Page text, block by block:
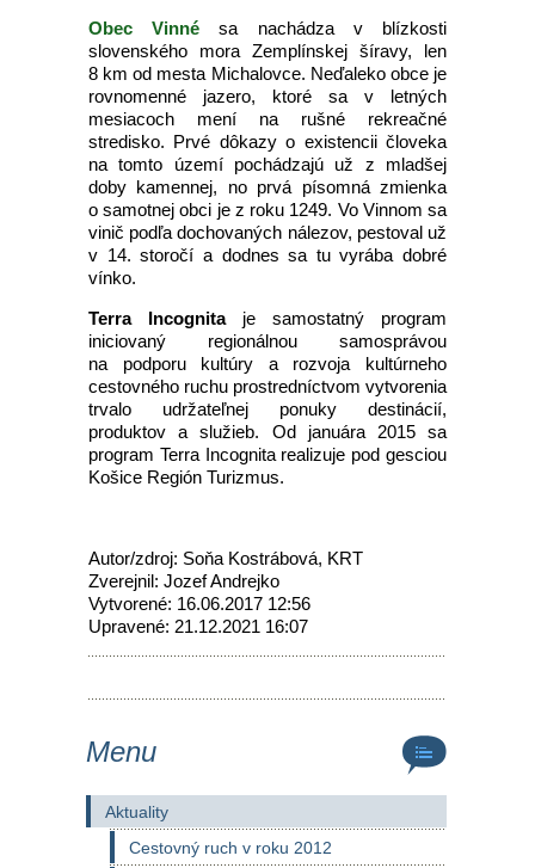
Obec Vinné sa nachádza v blízkosti
slovenského mora Zemplínskej šíravy, len
8 km od mesta Michalovce. Neďaleko obce je
rovnomenné jazero, ktoré sa v letných
mesiacoch mení na rušné rekreačné
stredisko. Prvé dôkazy o existencii človeka
na tomto území pochádzajú už z mladšej
doby kamennej, no prvá písomná zmienka
o samotnej obci je z roku 1249. Vo Vinnom sa
vinič podľa dochovaných nálezov, pestoval už
v 14. storočí a dodnes sa tu vyrába dobré
vínko.
Terra Incognitaje samostatný program
iniciovaný regionálnou samosprávou
na podporu kultúry a rozvoja kultúrneho
cestovného ruchu prostredníctvom vytvorenia
trvalo udržateľnej ponuky destinácií,
produktov a služieb. Od januára 2015 sa
program Terra Incognita realizuje pod gesciou
Košice Región Turizmus.
Autor/zdroj: Soňa Kostrábová, KRT
Zverejnil: Jozef Andrejko
Vytvorené: 16.06.2017 12:56
Upravené: 21.12.2021 16:07
Menu
Aktuality
Cestovný ruch v roku 2012